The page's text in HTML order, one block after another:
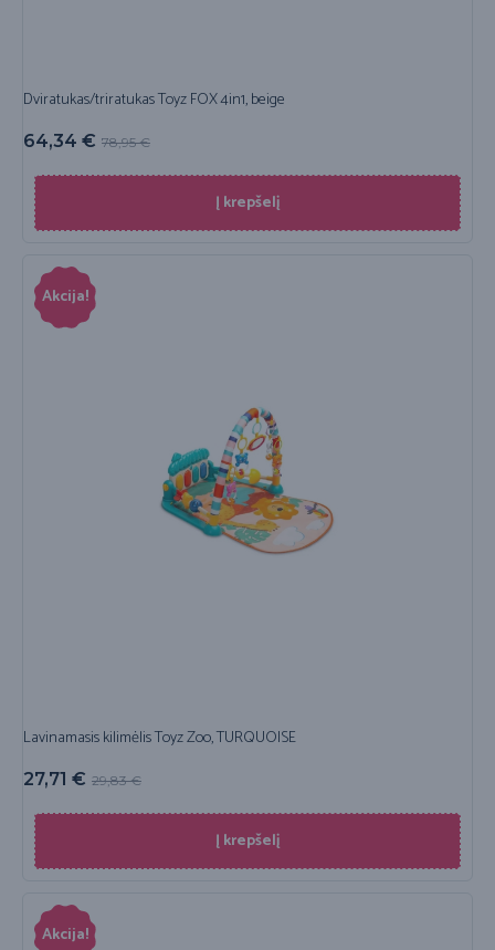
Dviratukas/triratukas Toyz FOX 4in1, beige
78,95€
64,34 €
Į krepšelį
Akcija!
Lavinamasis kilimėlis Toyz Zoo, TURQUOISE
29,83€
27,71 €
Į krepšelį
Akcija!